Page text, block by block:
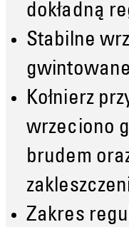
dokładną
Stabilne
Kołnierz
wrzeciono
brudem
Zakres